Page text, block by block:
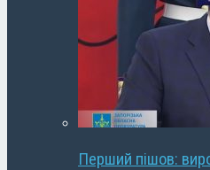
Перший пішов: